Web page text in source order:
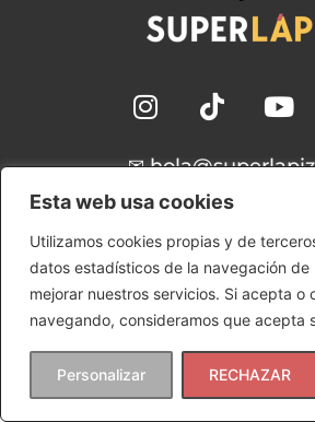
Esta web usa cookies
Utilizamos cookies propias y de
datos estadísticos de la navegación de
mejorar nuestros servicios. Si acepta o
navegando, consideramos que acepta
Personalizar RECHAZAR
✉
Política de
Política de
Condiciones de
Copyright © 2024 SuperLápiz |
Rudilla